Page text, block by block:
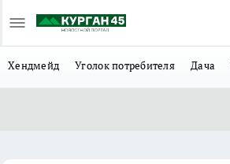
Хендмейд Уголок потребителя Дача